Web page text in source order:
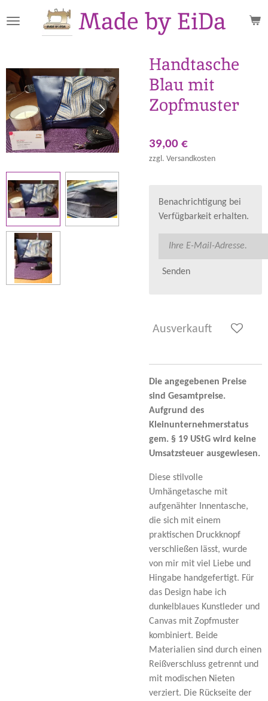
Hauptinhalt
Made by EiDa
Handtasche
Blau mit
Zopfmuster
39,00 €
zzgl. Versandkosten
Benachrichtigung bei
Verfügbarkeit erhalten.
Senden
Ausverkauft
Die angegebenen Preise
sind Gesamtpreise.
Aufgrund des
Kleinunternehmerstatus
gem. § 19 UStG wird keine
Umsatzsteuer ausgewiesen.
Diese stilvolle
Umhängetasche mit
aufgenähter Innentasche,
die sich mit einem
praktischen Druckknopf
verschließen lässt, wurde
von mir mit viel Liebe und
Hingabe handgefertigt. Für
das Design habe ich
dunkelblaues Kunstleder und
Canvas mit Zopfmuster
kombiniert. Beide
Materialien sind durch einen
Reißverschluss getrennt und
mit modischen Nieten
verziert. Die Rückseite der